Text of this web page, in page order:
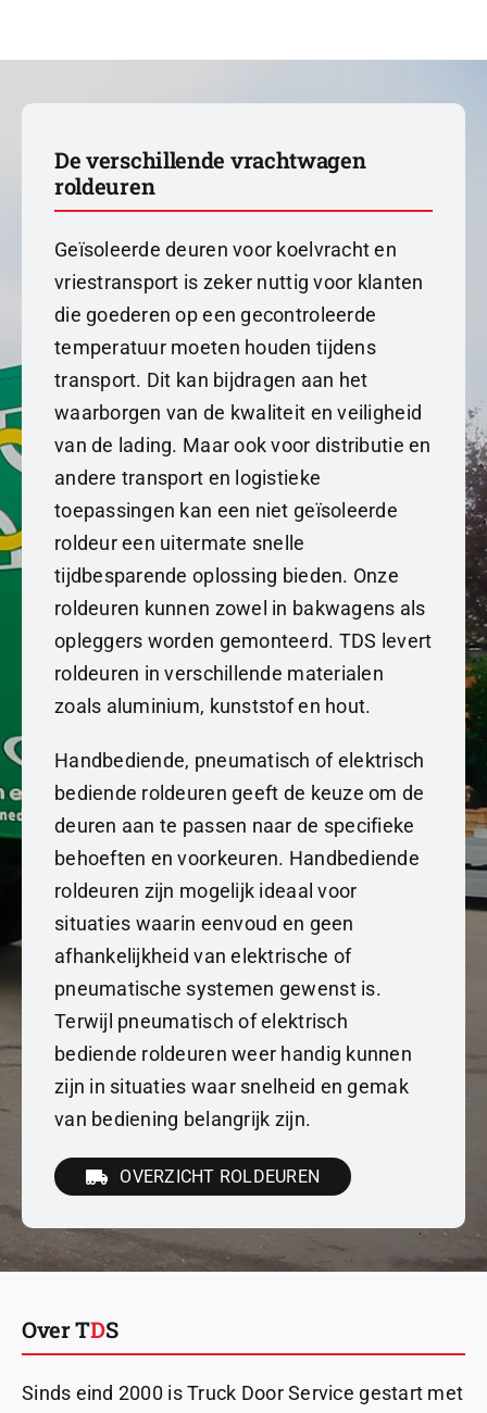
De verschillende vrachtwagen
roldeuren
Geïsoleerde deuren voor koelvracht en
vriestransport is zeker nuttig voor klanten
die goederen op een gecontroleerde
temperatuur moeten houden tijdens
transport. Dit kan bijdragen aan het
waarborgen van de kwaliteit en veiligheid
van de lading. Maar ook voor distributie en
andere transport en logistieke
toepassingen kan een niet geïsoleerde
roldeur een uitermate snelle
tijdbesparende oplossing bieden. Onze
roldeuren kunnen zowel in bakwagens als
opleggers worden gemonteerd. TDS levert
roldeuren in verschillende materialen
zoals aluminium, kunststof en hout.
Handbediende, pneumatisch of elektrisch
bediende roldeuren geeft de keuze om de
deuren aan te passen naar de specifieke
behoeften en voorkeuren. Handbediende
roldeuren zijn mogelijk ideaal voor
situaties waarin eenvoud en geen
afhankelijkheid van elektrische of
pneumatische systemen gewenst is.
Terwijl pneumatisch of elektrisch
bediende roldeuren weer handig kunnen
zijn in situaties waar snelheid en gemak
van bediening belangrijk zijn.
OVERZICHT ROLDEUREN
Over TDS
Sinds eind 2000 is Truck Door Service gestart met